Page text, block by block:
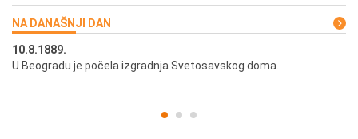
NA DANAŠNJI DAN
10.8.1889.
U Beogradu je počela izgradnja Svetosavskog doma.